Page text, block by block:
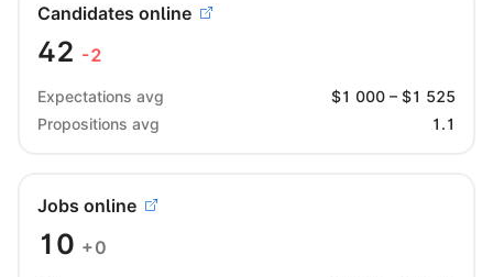
Candidates online
42 -2
Expectations avg $1 000 – $1 525
Propositions avg
1.1
Jobs online
10 +0